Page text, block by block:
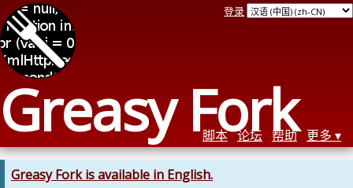
Greasy Fork
登录
脚本 论坛 帮助 更多
Greasy Fork is available in English.